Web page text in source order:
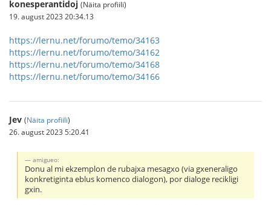
konesperantidoj (Näita profiili)
19. august 2023 20:34.13
https://lernu.net/forumo/temo/34163
https://lernu.net/forumo/temo/34162
https://lernu.net/forumo/temo/34168
https://lernu.net/forumo/temo/34166
Jev (Näita profiili)
26. august 2023 5:20.41
amigueo:
Donu al mi ekzemplon de rubajxa mesagxo (via gxeneraligo
konkretiginta eblus komenco dialogon), por dialoge recikligi
gxin.